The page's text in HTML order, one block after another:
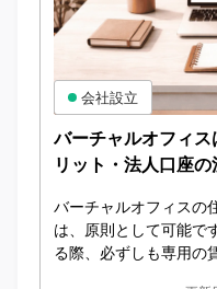
バーチャルオフィ
リット・法人口座
バーチャルオフィスの
は、原則として可能で
る際、必ずしも専用の
会社設立